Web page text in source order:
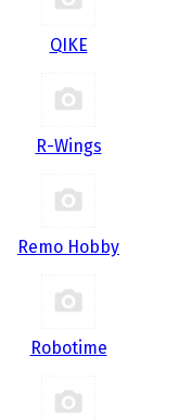
QIKE
R-Wings
Remo Hobby
Robotime